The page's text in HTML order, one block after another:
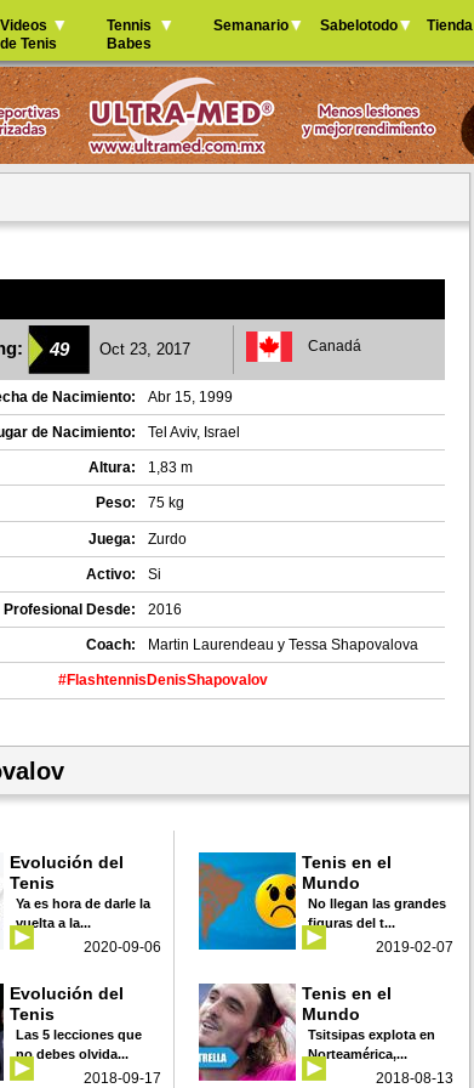
Jump to navigation
Videos
de Tenis
Tennis
Babes
Semanario Sabelotodo Tienda
49 Oct 23, 2017 Canadá
de Nacimiento: Abr 15, 1999
de Nacimiento: Tel Aviv, Israel
Altura: 1,83 m
Peso: 75 kg
Juega: Zurdo
Activo: Si
Profesional Desde: 2016
Coach: Martin Laurendeau y Tessa Shapovalova
#FlashtennisDenisShapovalov
Evolución del
Tenis
Ya es hora de darle la
vuelta a la...
2020-09-06
Tenis en el
Mundo
No llegan las grandes
figuras del t...
2019-02-07
Evolución del
Tenis
Las 5 lecciones que
no debes olvida...
2018-09-17
Tenis en el
Mundo
Tsitsipas explota en
Norteamérica,...
2018-08-13